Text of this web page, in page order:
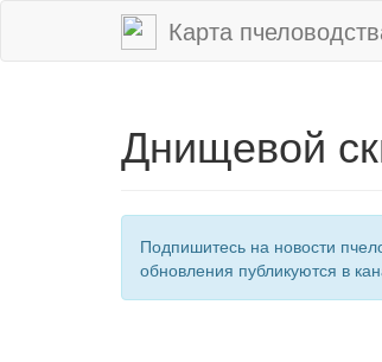
Карта
Днищевой
Подпишитесь на новости
обновления публикуются в